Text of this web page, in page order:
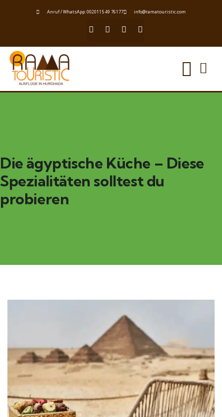
Anruf / WhatsApp: 0020115 49 76177 info@ramatouristic.com
Die ägyptische Küche – Diese
Spezialitäten solltest du
probieren